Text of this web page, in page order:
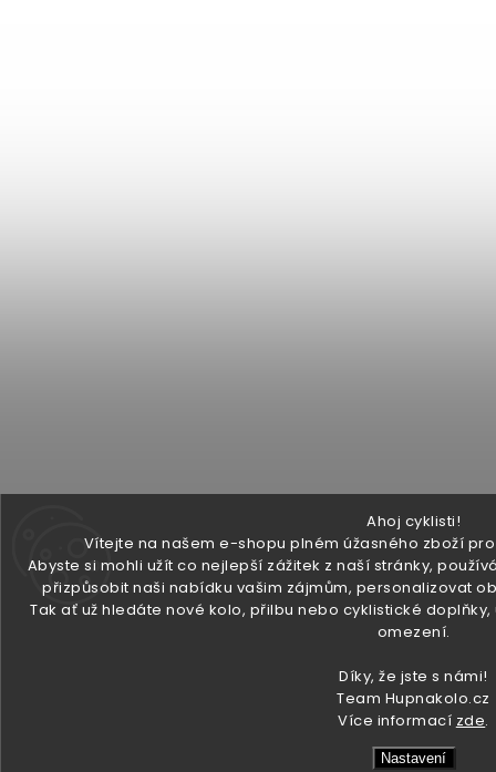
Ahoj cyklisti!
Vítejte na našem e-shopu plném úžasného zboží
Abyste si mohli užít co nejlepší zážitek z naší stránky,
přizpůsobit naši nabídku vašim zájmům, personalizovat
Tak ať už hledáte nové kolo, přilbu nebo cyklistické
omezení.
Díky, že jste s námi!
Team Hupnakolo.cz
Více informací zde.
Nastavení